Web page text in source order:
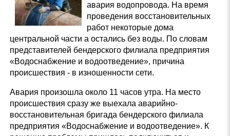
авария водопровода. На время
проведения восстановительных
работ некоторые дома
центральной частиа остались без воды. По словам
представителей бендерского филиала предприятия
«Водоснабжение и водоотведение», причина
происшествия - в изношенности сети.
Авария произошла около 11 часов утра. На место
происшествия сразу же выехала аварийно-
восстановительная бригада бендерского филиала
предприятия «Водоснабжение и водоотведение». К